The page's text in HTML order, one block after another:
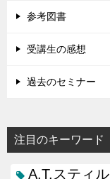
参考図書
受講生の感想
過去のセミナー
注目のキーワード
A.T.スティル